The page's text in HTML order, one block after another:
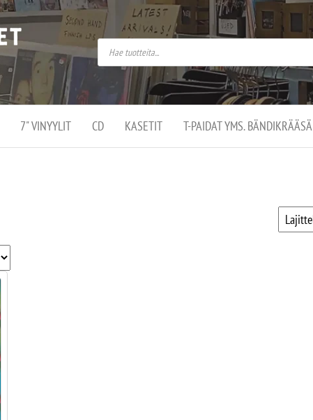
Stupido
Market –
verkossa
ja
kivijalassa
Stupido Market on
vaihtoehtomusaan
erikoistunut
verkko- sekä
kivijalkakauppa
Helsingissä
Kallion
7" VINYYLIT CD KASETIT T-PAIDAT YMS. BÄNDIKRÄÄSÄ